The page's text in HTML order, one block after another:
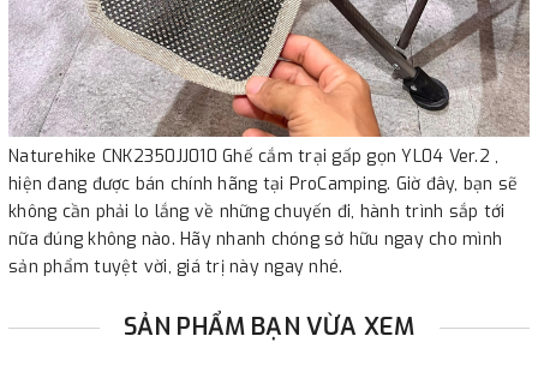
Naturehike CNK2350JJ010 Ghế cắm trại gấp gọn YL04 Ver.2 ,
hiện đang được bán chính hãng tại ProCamping. Giờ đây, bạn sẽ
không cần phải lo lắng về những chuyến đi, hành trình sắp tới
nữa đúng không nào. Hãy nhanh chóng sở hữu ngay cho mình
sản phẩm tuyệt vời, giá trị này ngay nhé.
SẢN PHẨM BẠN VỪA XEM